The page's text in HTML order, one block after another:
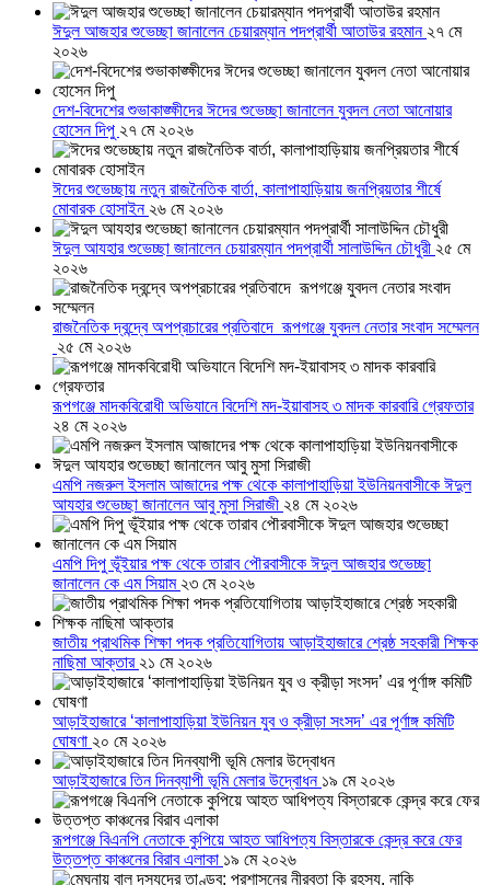
ঈদুল আজহার শুভেচ্ছা জানালেন চেয়ারম্যান পদপ্রার্থী আতাউর রহমান ২৭ মে
২০২৬
দেশ-বিদেশের শুভাকাঙ্ক্ষীদের ঈদের শুভেচ্ছা জানালেন যুবদল নেতা আনোয়ার
হোসেন দিপু ২৭ মে ২০২৬
ঈদের শুভেচ্ছায় নতুন রাজনৈতিক বার্তা, কালাপাহাড়িয়ায় জনপ্রিয়তার শীর্ষে
মোবারক হোসাইন ২৬ মে ২০২৬
ঈদুল আযহার শুভেচ্ছা জানালেন চেয়ারম্যান পদপ্রার্থী সালাউদ্দিন চৌধুরী ২৫ মে
২০২৬
রাজনৈতিক দ্বন্দ্বে অপপ্রচারের প্রতিবাদে ‎রূপগঞ্জে যুবদল নেতার সংবাদ সম্মেলন
২৫ মে ২০২৬
রূপগঞ্জে মাদকবিরোধী অভিযানে বিদেশি মদ-ইয়াবাসহ ৩ মাদক কারবারি গ্রেফতার
২৪ মে ২০২৬
এমপি নজরুল ইসলাম আজাদের পক্ষ থেকে কালাপাহাড়িয়া ইউনিয়নবাসীকে ঈদুল
আযহার শুভেচ্ছা জানালেন আবু মুসা সিরাজী ২৪ মে ২০২৬
এমপি দিপু ভূঁইয়ার পক্ষ থেকে তারাব পৌরবাসীকে ঈদুল আজহার শুভেচ্ছা
জানালেন কে এম সিয়াম ২৩ মে ২০২৬
জাতীয় প্রাথমিক শিক্ষা পদক প্রতিযোগিতায় আড়াইহাজারে শ্রেষ্ঠ সহকারী শিক্ষক
নাছিমা আক্তার ২১ মে ২০২৬
আড়াইহাজারে ‘কালাপাহাড়িয়া ইউনিয়ন যুব ও ক্রীড়া সংসদ’ এর পূর্ণাঙ্গ কমিটি
ঘোষণা ২০ মে ২০২৬
আড়াইহাজারে তিন দিনব্যাপী ভূমি মেলার উদ্বোধন ১৯ মে ২০২৬
রূপগঞ্জে বিএনপি নেতাকে কুপিয়ে আহত আধিপত্য বিস্তারকে কেন্দ্র করে ফের
উত্তপ্ত কাঞ্চনের বিরাব এলাকা ১৯ মে ২০২৬